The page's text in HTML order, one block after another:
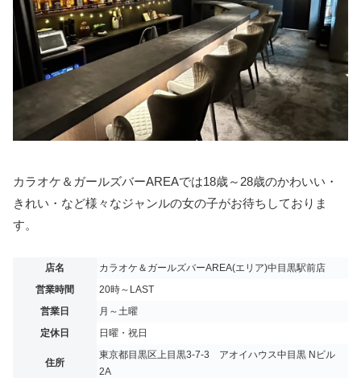
カラオケ＆ガールズバーAREAでは18歳～28歳のかわいい・
きれい・など様々なジャンルの女の子がお待ちしておりま
す。
店名
カラオケ＆ガールズバーAREA(エリア)中目黒駅前店
営業時間
20時～LAST
営業日
月～土曜
定休日
日曜・祝日
住所
東京都目黒区上目黒3-7-3 アオイハウス中目黒 Nビル
2A